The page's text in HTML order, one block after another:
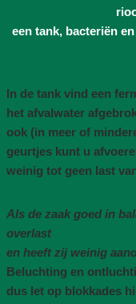
een tank, bacteriën
In de tank vind een
het afvalwater
ook (in meer of
geurtjes kunt u
weinig tot geen last
Als de zaak goed in
overlast
en heeft zij weinig
Beluchting en
dus let op blokkades